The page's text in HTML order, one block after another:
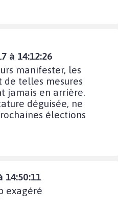
à 14:12:26
manifester, les
telles mesures
jamais en arrière.
déguisée, ne
élections
14:50:11
exagéré